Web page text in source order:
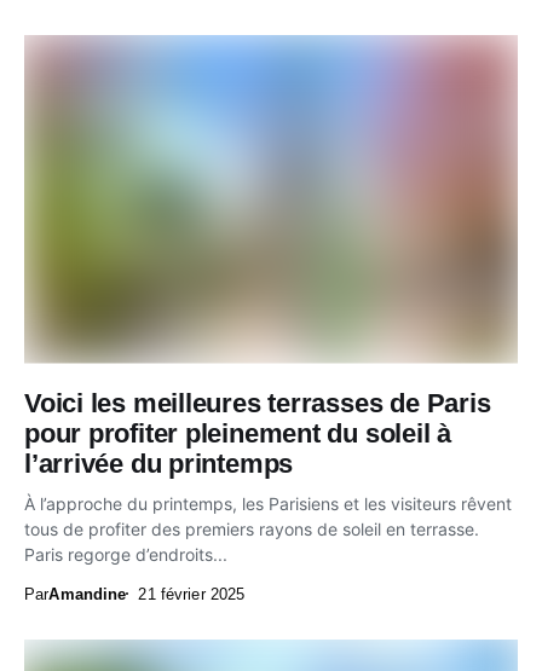
Voici les meilleures terrasses de Paris
pour profiter pleinement du soleil à
l’arrivée du printemps
À l’approche du printemps, les Parisiens et les visiteurs rêvent
tous de profiter des premiers rayons de soleil en terrasse.
Paris regorge d’endroits...
ParAmandine 21 février 2025